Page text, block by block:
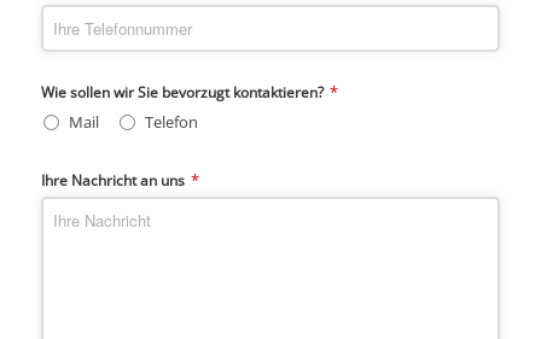
Wie sollen wir Sie bevorzugt kontaktieren? *
Mail
Telefon
Ihre Nachricht an uns *